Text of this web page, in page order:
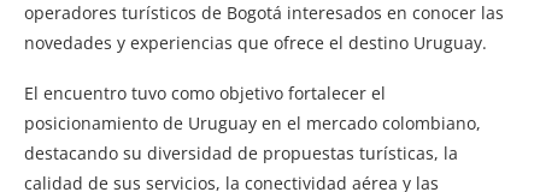
operadores turísticos de Bogotá interesados en conocer las
novedades y experiencias que ofrece el destino Uruguay.
El encuentro tuvo como objetivo fortalecer el
posicionamiento de Uruguay en el mercado colombiano,
destacando su diversidad de propuestas turísticas, la
calidad de sus servicios, la conectividad aérea y las